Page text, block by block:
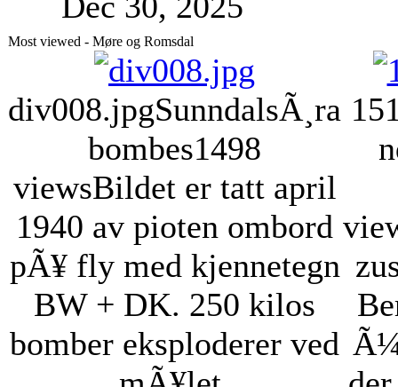
Most viewed - Møre og Romsdal
div008.jpgSunndalsÃ¸ra
bombes1498
viewsBildet er tatt april
1940 av pioten ombord
pÃ¥ fly med kjennetegn
BW + DK. 250 kilos
bomber eksploderer ved